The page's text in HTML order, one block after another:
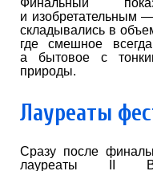
и изобретательным
складывались в
где смешное
а бытовое с
природы.
Лауреаты
Сразу после
лауреаты II